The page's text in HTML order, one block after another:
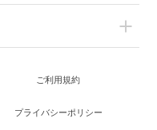
ご利用規約
プライバシーポリシー